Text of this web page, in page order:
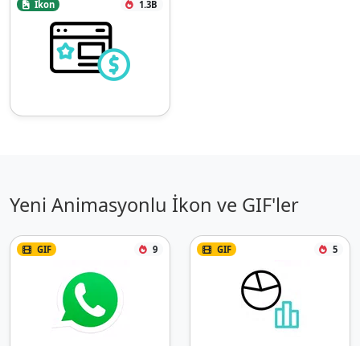
İkon 1.3B
Yeni Animasyonlu İkon ve GIF'ler
GIF 9 GIF 5